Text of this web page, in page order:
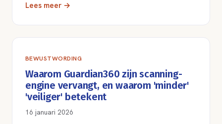
Lees meer →
BEWUSTWORDING
Waarom Guardian360 zijn scanning-
engine vervangt, en waarom 'minder'
'veiliger' betekent
16 januari 2026